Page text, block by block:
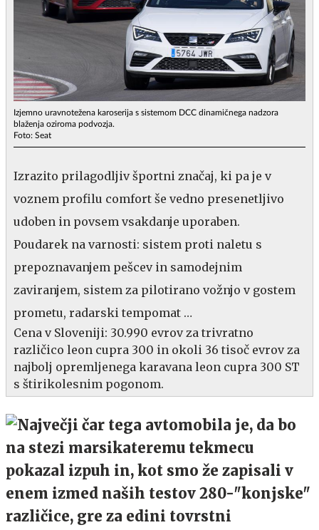
Izjemno uravnotežena karoserija s sistemom DCC dinamičnega nadzora
blaženja oziroma podvozja.
Foto: Seat
Izrazito prilagodljiv športni značaj, ki pa je v
voznem profilu comfort še vedno presenetljivo
udoben in povsem vsakdanje uporaben.
Poudarek na varnosti: sistem proti naletu s
prepoznavanjem pešcev in samodejnim
zaviranjem, sistem za pilotirano vožnjo v gostem
prometu, radarski tempomat …
Cena v Sloveniji: 30.990 evrov za trivratno
različico leon cupra 300 in okoli 36 tisoč evrov za
najbolj opremljenega karavana leon cupra 300 ST
s štirikolesnim pogonom.